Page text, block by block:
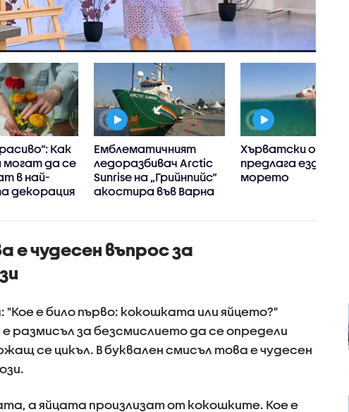
Как
да се
в най-
декорация
Емблематичният
ледоразбивач Arctic
Sunrise на „Грийнпийс”
акостира във Варна
Хърватски остров
предлага езда в
морето
е чудесен въпрос за
е било първо: кокошката или яйцето?"
размисъл за безсмислието да се определи
се цикъл. В буквален смисъл това е чудесен
а яйцата произлизат от кокошките. Кое е